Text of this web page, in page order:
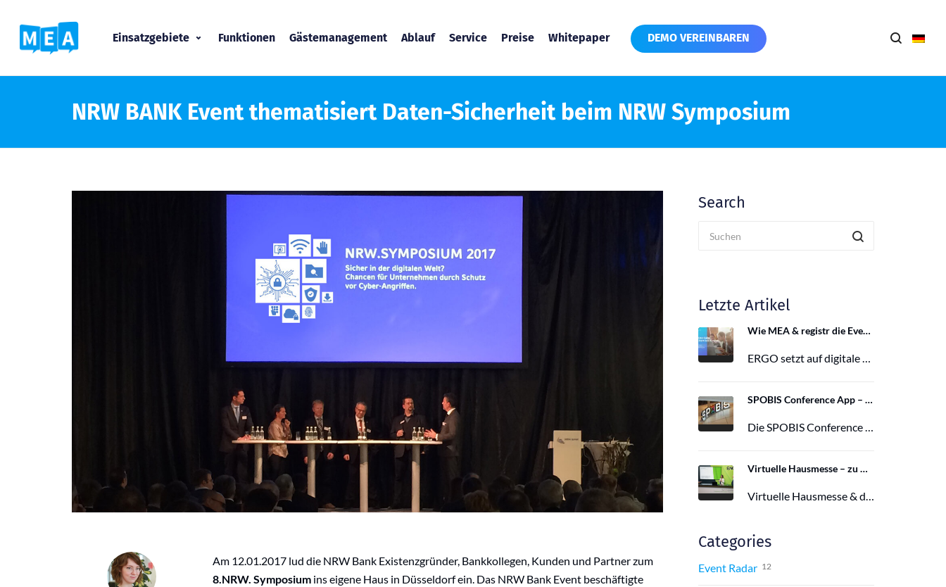
Einsatzgebiete Funktionen Gästemanagement Ablauf Service Preise Whitepaper DEMO VEREINBAREN
NRW BANK Event thematisiert Daten-Sicherheit beim NRW Symposium
Am 12.01.2017 lud die NRW Bank Existenzgründer, Bankkollegen, Kunden und Partner zum
8.NRW. Symposium ins eigene Haus in Düsseldorf ein. Das NRW Bank Event beschäftigte
Search
Letzte Artikel
Wie MEA & registr die Eventorganisation von 120 ERGO-Events pro Jahr optimieren
ERGO setzt auf digitale Eventorganisation mit MEA & registr. Effizient, nachhaltig und interaktiv – so gelingt moderne Eventplanung.
SPOBIS Conference App – Die digitale Bühne für das Sportbusiness
Die SPOBIS Conference App digitalisiert Europas größtes Sportbusiness-Event und bietet maximale Flexibilität und smarte Vernetzung.
Virtuelle Hausmesse – zu Gast in SANKT Valentin
Virtuelle Hausmesse & digital-Symposium als Live Event in 7 Sprachen
Categories
Event Radar 12